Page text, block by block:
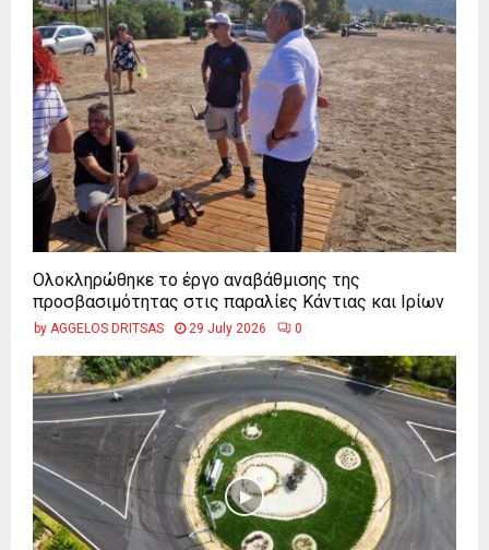
Ολοκληρώθηκε το έργο αναβάθμισης της
προσβασιμότητας στις παραλίες Κάντιας και Ιρίων
by AGGELOS DRITSAS 29 July 2026 0